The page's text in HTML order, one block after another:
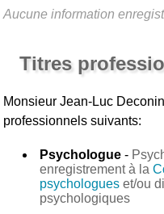
Aucune information
Titres
Monsieur Jean-Luc
professionnels suivants:
Psychologue -
enregistrement à la
psychologues et/ou
psychologiques